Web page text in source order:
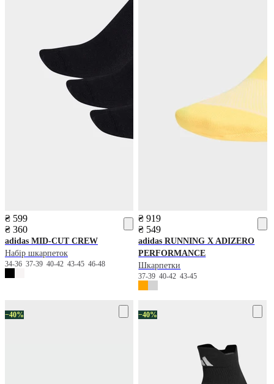
₴ 599
₴ 360
adidas MID-CUT CREW
Набір шкарпеток
34-36 37-39 40-42 43-45 46-48
₴ 919
₴ 549
adidas RUNNING X ADIZERO
PERFORMANCE
Шкарпетки
37-3940-4243-45
−40% −40%